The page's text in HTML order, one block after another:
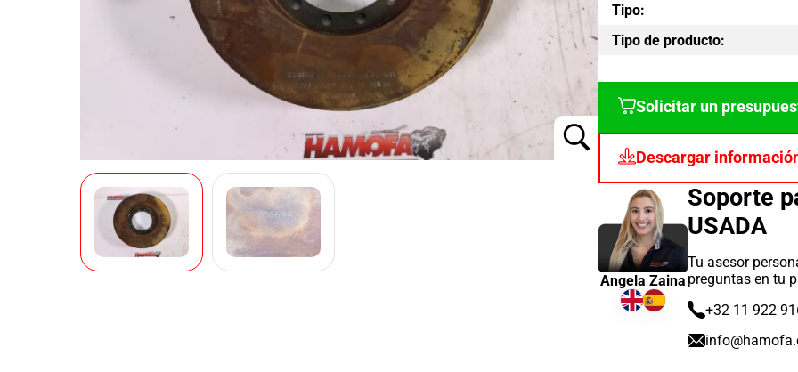
Tipo:
Tipo de producto:
Solicitar un
Descargar
Soporte
USADA
Tu asesor
preguntas en tu
+32 11 922
Angela Zaina